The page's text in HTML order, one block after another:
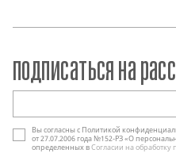
подписаться на
Вы согласны с Политикой
от 27.07.2006 года №152-РЗ «О
определенных вСогласии на